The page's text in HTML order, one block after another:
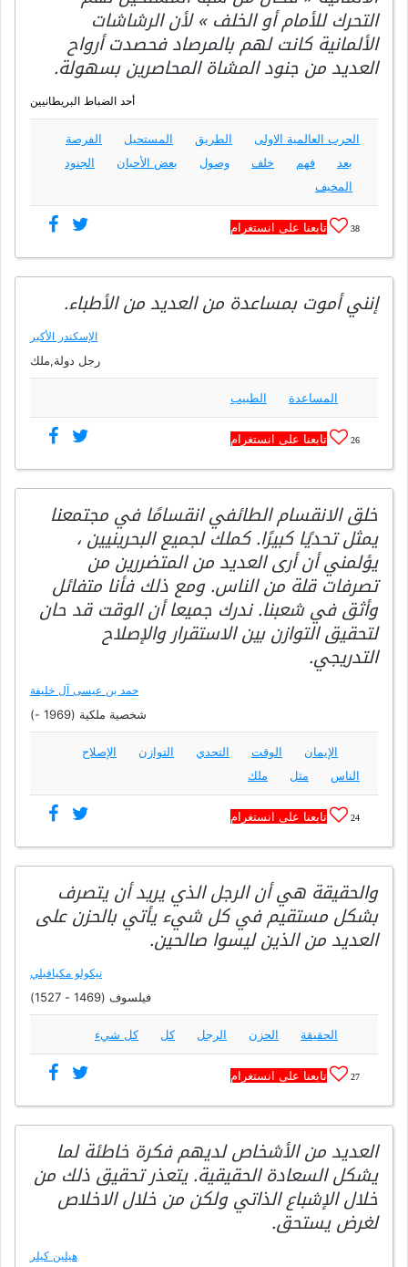
التحرك للأمام أو الخلف » لأن الرشاشات
الألمانية كانت لهم بالمرصاد فحصدت أرواح
العديد من جنود المشاة المحاصرين بسهولة.
أحد الضباط البريطانيين
الحرب العالمية الاولى الطريق المستحيل
الفرصة
بعد
فهم خلف وصول بعض الأحيان
الجنود
المخيف
38 تابعنا على انستغرام
إنني أموت بمساعدة من العديد من الأطباء.
الإسكندر الأكبر
رجل دولة,ملك
المساعدة الطبيب
26 تابعنا على انستغرام
خلق الانقسام الطائفي انقسامًا في مجتمعنا
يمثل تحديًا كبيرًا. كملك لجميع البحرينيين ،
يؤلمني أن أرى العديد من المتضررين من
تصرفات قلة من الناس. ومع ذلك فأنا متفائل
وأثق في شعبنا. ندرك جميعا أن الوقت قد حان
لتحقيق التوازن بين الاستقرار والإصلاح
التدريجي.
حمد بن عيسى آل خليفة
شخصية ملكية (1969 -)
الإيمان الوقت التحدي التوازن
الإصلاح
الناس
مثل ملك
24 تابعنا على انستغرام
والحقيقة هي أن الرجل الذي يريد أن يتصرف
بشكل مستقيم في كل شيء يأتي بالحزن على
العديد من الذين ليسوا صالحين.
نيكولو مكيافيلي
فيلسوف (1469 - 1527)
الحقيقة الحزن الرجل كل كل شيء
27 تابعنا على انستغرام
العديد من الأشخاص لديهم فكرة خاطئة لما
يشكل السعادة الحقيقية. يتعذر تحقيق ذلك من
خلال الإشباع الذاتي ولكن من خلال الاخلاص
لغرض يستحق.
هيلين كيلر